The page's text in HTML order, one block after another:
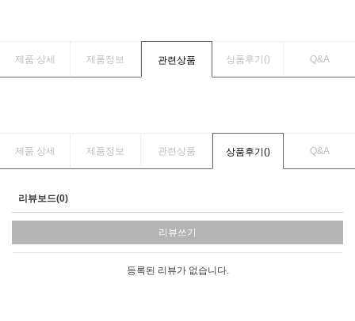
제품 상세 제품정보 관련상품 상품후기() Q&A
제품 상세 제품정보 관련상품 상품후기() Q&A
리뷰보드(0)
리뷰쓰기
등록된 리뷰가 없습니다.